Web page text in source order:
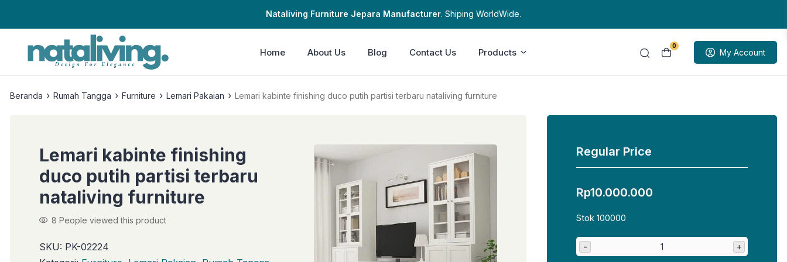
Nataliving Furniture Jepara Manufacturer. Shiping WorldWide.
0
My Account
Home About Us Blog Contact Us Products
Beranda › Rumah Tangga › Furniture › Lemari Pakaian › Lemari kabinte finishing duco putih partisi terbaru nataliving furniture
Lemari kabinte finishing
duco putih partisi terbaru
nataliving furniture
8 People viewed this product
SKU: PK-02224
Regular Price
Rp10.000.000
Stok 100000
- +